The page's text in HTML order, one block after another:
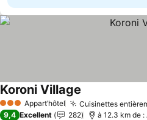
3 ÉtoilesAppart’hôtel Cuisinettes
Koroni Village
9,4 Excellent 282 à 12.3 km de